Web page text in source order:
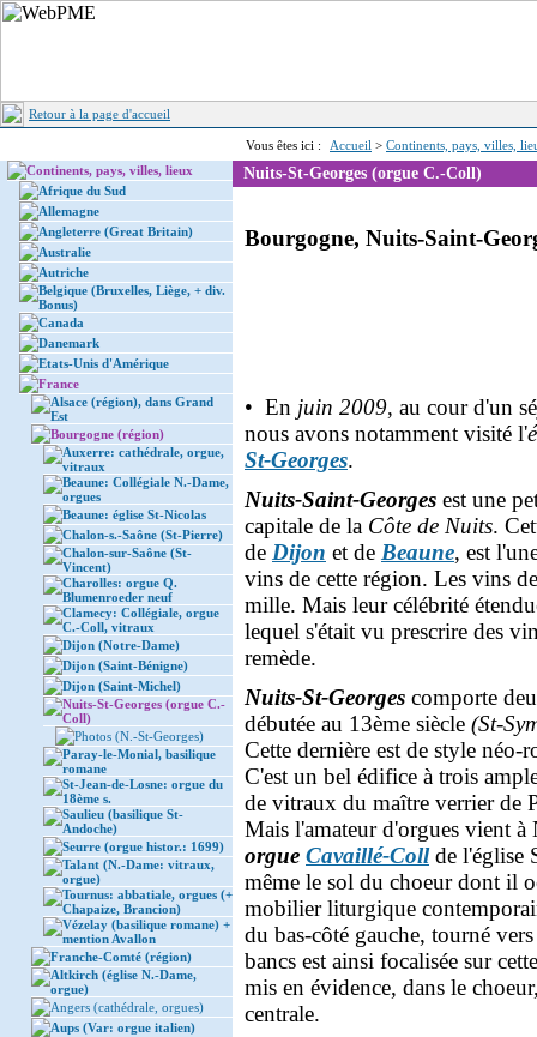
Retour à la page d'accueil
Vous êtes ici : Accueil > Continents, pays, villes,
Continents, pays, villes, lieux
Afrique du Sud
Allemagne
Angleterre (Great Britain)
Australie
Autriche
Belgique (Bruxelles, Liège, + div.
Bonus)
Canada
Danemark
Etats-Unis d'Amérique
France
Alsace (région), dans Grand
Est
Bourgogne (région)
Auxerre: cathédrale, orgue,
vitraux
Beaune: Collégiale N.-Dame,
orgues
Beaune: église St-Nicolas
Chalon-s.-Saône (St-Pierre)
Chalon-sur-Saône (St-
Vincent)
Charolles: orgue Q.
Blumenroeder neuf
Clamecy: Collégiale, orgue
C.-Coll, vitraux
Dijon (Notre-Dame)
Dijon (Saint-Bénigne)
Dijon (Saint-Michel)
Nuits-St-Georges (orgue C.-
Coll)
Photos (N.-St-Georges)
Paray-le-Monial, basilique
romane
St-Jean-de-Losne: orgue du
18ème s.
Saulieu (basilique St-
Andoche)
Seurre (orgue histor.: 1699)
Talant (N.-Dame: vitraux,
orgue)
Tournus: abbatiale, orgues (+
Chapaize, Brancion)
Vézelay (basilique romane) +
mention Avallon
Franche-Comté (région)
Altkirch (église N.-Dame,
orgue)
Angers (cathédrale, orgues)
Aups (Var: orgue italien)
Nuits-St-Georges (orgue C.-Coll)
Bourgogne, Nuits-Saint-
• En juin 2009, au cour d'un
nous avons notamment visité l'
St-Georges.
Nuits-Saint-Georges est une
capitale de la Côte de Nuits.
de Dijon et de Beaune, est
vins de cette région. Les vins
mille. Mais leur célébrité
lequel s'était vu prescrire des
remède.
Nuits-St-Georges comporte
débutée au 13ème siècle (St-
Cette dernière est de style néo-
C'est un bel édifice à trois
de vitraux du maître verrier de
Mais l'amateur d'orgues vient
orgue Cavaillé-Collde l'église
même le sol du choeur dont il
mobilier liturgique
du bas-côté gauche, tourné
bancs est ainsi focalisée sur
mis en évidence, dans le
centrale.